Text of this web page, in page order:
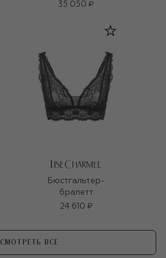
35 050 ₽
Бюстгальтер-
бралетт
24 610 ₽
СМОТРЕТЬ ВСЕ